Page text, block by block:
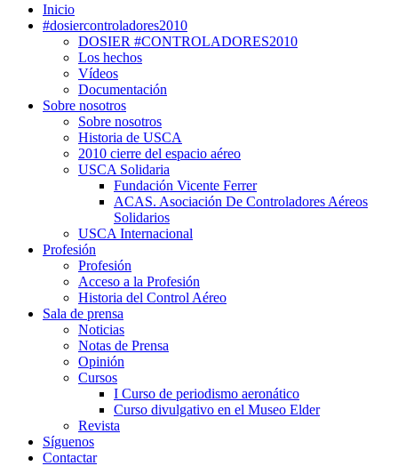
Inicio
#dosiercontroladores2010
DOSIER #CONTROLADORES2010
Los hechos
Vídeos
Documentación
Sobre nosotros
Sobre nosotros
Historia de USCA
2010 cierre del espacio aéreo
USCA Solidaria
Fundación Vicente Ferrer
ACAS. Asociación De Controladores Aéreos
Solidarios
USCA Internacional
Profesión
Profesión
Acceso a la Profesión
Historia del Control Aéreo
Sala de prensa
Noticias
Notas de Prensa
Opinión
Cursos
I Curso de periodismo aeronático
Curso divulgativo en el Museo Elder
Revista
Síguenos
Contactar